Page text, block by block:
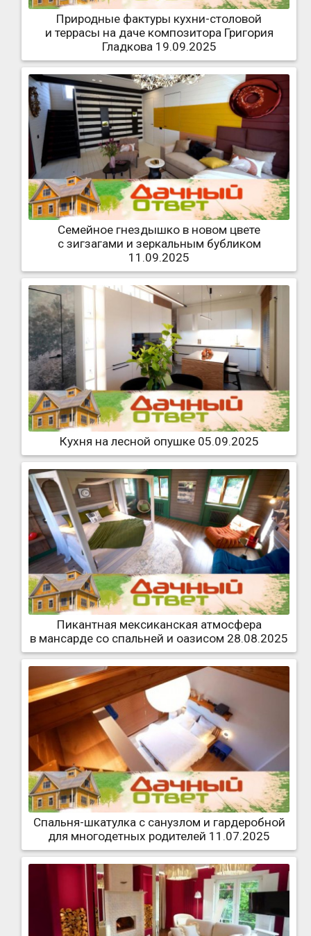
Природные фактуры кухни-столовой
и террасы на даче композитора Григория
Гладкова 19.09.2025
Семейное гнездышко в новом цвете
с зигзагами и зеркальным бубликом
11.09.2025
Кухня на лесной опушке 05.09.2025
Пикантная мексиканская атмосфера
в мансарде со спальней и оазисом 28.08.2025
Спальня-шкатулка с санузлом и гардеробной
для многодетных родителей 11.07.2025